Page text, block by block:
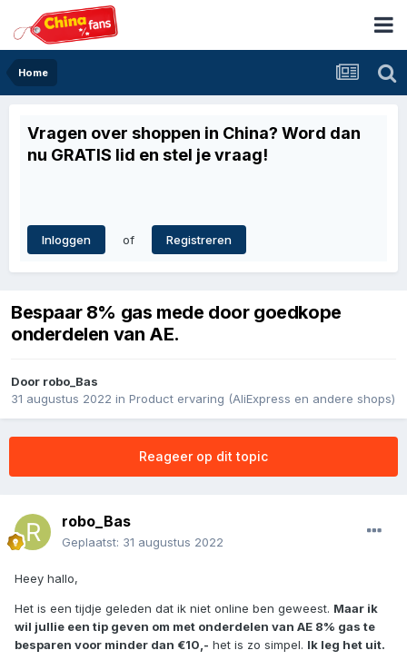
Home
Vragen over shoppen in China? Word dan
nu GRATIS lid en stel je vraag!
Inloggen of Registreren
Bespaar 8% gas mede door goedkope
onderdelen van AE.
Door robo_Bas
31 augustus 2022 in Product ervaring (AliExpress en andere shops)
Reageer op dit topic
robo_Bas
Geplaatst: 31 augustus 2022
Heey hallo,
Het is een tijdje geleden dat ik niet online ben geweest. Maar ik
wil jullie een tip geven om met onderdelen van AE 8% gas te
besparen voor minder dan €10,- het is zo simpel. Ik leg het uit.